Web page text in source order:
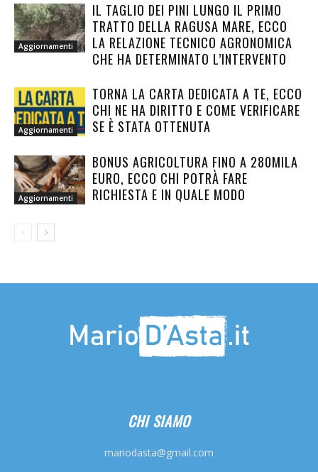
Aggiornamenti
IL TAGLIO DEI PINI LUNGO IL PRIMO
TRATTO DELLA RAGUSA MARE, ECCO
LA RELAZIONE TECNICO AGRONOMICA
CHE HA DETERMINATO L’INTERVENTO
Aggiornamenti
TORNA LA CARTA DEDICATA A TE, ECCO
CHI NE HA DIRITTO E COME VERIFICARE
SE È STATA OTTENUTA
Aggiornamenti
BONUS AGRICOLTURA FINO A 280MILA
EURO, ECCO CHI POTRÀ FARE
RICHIESTA E IN QUALE MODO
CHI SIAMO
mariodasta@gmail.com